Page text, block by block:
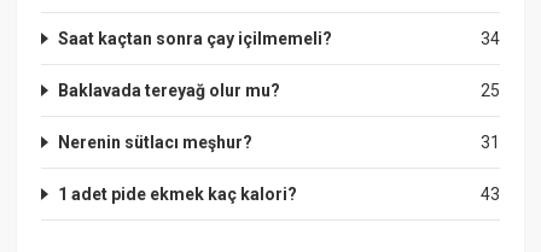
34
Saat kaçtan sonra çay içilmemeli?
25
Baklavada tereyağ olur mu?
31
Nerenin sütlacı meşhur?
43
1 adet pide ekmek kaç kalori?